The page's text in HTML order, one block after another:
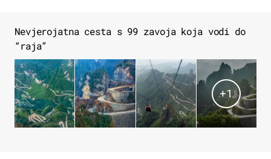
Nevjerojatna cesta s 99 zavoja koja vodi do
“raja”
+1